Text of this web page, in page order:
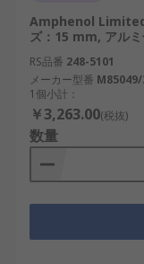
Amphenol Limited
ズ：15 mm, アル
RS品番 248-5101
メーカー型番
1個小計：
￥3,263.00(税抜)
数量